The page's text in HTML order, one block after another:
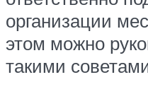
организации
этом можно
такими